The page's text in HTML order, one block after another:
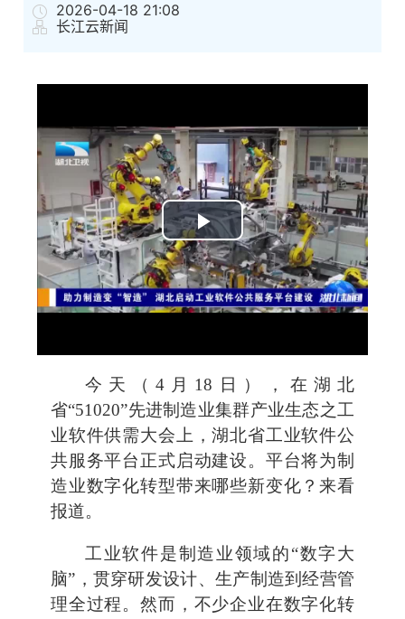
2026-04-18 21:08
长江云新闻
Play
Video
今天（4月18日），在湖北
省“51020”先进制造业集群产业生态之工
业软件供需大会上，湖北省工业软件公
共服务平台正式启动建设。平台将为制
造业数字化转型带来哪些新变化？来看
报道。
工业软件是制造业领域的“数字大
脑”，贯穿研发设计、生产制造到经营管
理全过程。然而，不少企业在数字化转